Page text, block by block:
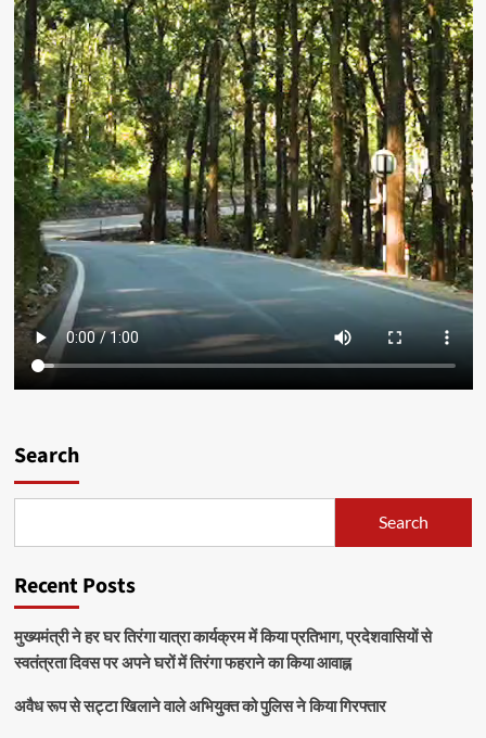
Search
Search
Recent Posts
मुख्यमंत्री ने हर घर तिरंगा यात्रा कार्यक्रम में किया प्रतिभाग, प्रदेशवासियों से
स्वतंत्रता दिवस पर अपने घरों में तिरंगा फहराने का किया आवाह्न
अवैध रूप से सट्टा खिलाने वाले अभियुक्त को पुलिस ने किया गिरफ्तार